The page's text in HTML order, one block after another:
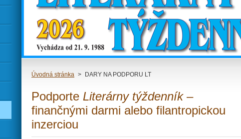
Úvodná stránka > DARY NA PODPORU LT
Podporte Literárny týždenník–
finančnými darmi alebo filantropickou
inzerciou